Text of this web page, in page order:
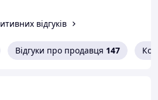
відгуків
Відгуки про продавця 147